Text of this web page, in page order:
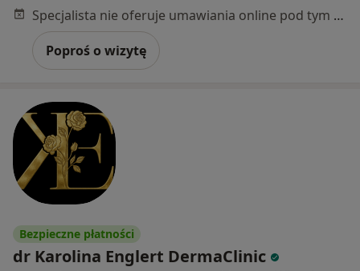
Specjalista nie oferuje umawiania online pod tym adresem.
Poproś o wizytę
Bezpieczne płatności
dr Karolina Englert DermaClinic